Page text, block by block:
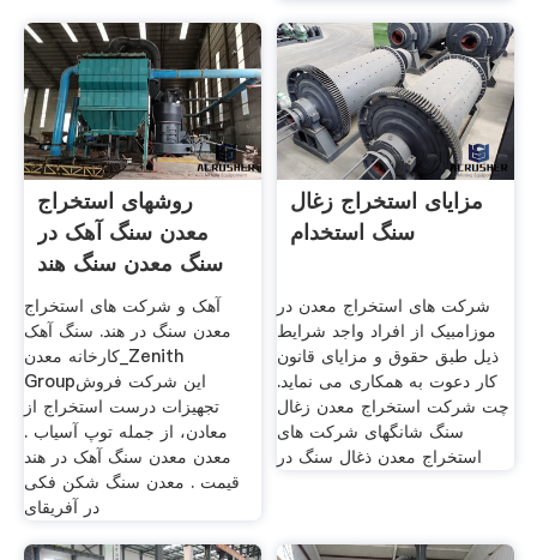
روشهای استخراج
معدن سنگ آهک در
سنگ معدن سنگ هند
آهک و شرکت های استخراج
معدن سنگ در هند. سنگ آهک
کارخانه معدن_Zenith
Groupاین شرکت فروش
تجهیزات درست استخراج از
معادن، از جمله توپ آسیاب .
معدن معدن سنگ آهک در هند
قیمت . معدن سنگ شکن فکی
در آفریقای
مزایای استخراج زغال
سنگ استخدام
شرکت های استخراج معدن در
موزامبیک از افراد واجد شرایط
ذیل طبق حقوق و مزایای قانون
کار دعوت به همکاری می نماید.
چت شرکت استخراج معدن زغال
سنگ شانگهای شرکت های
استخراج معدن ذغال سنگ در